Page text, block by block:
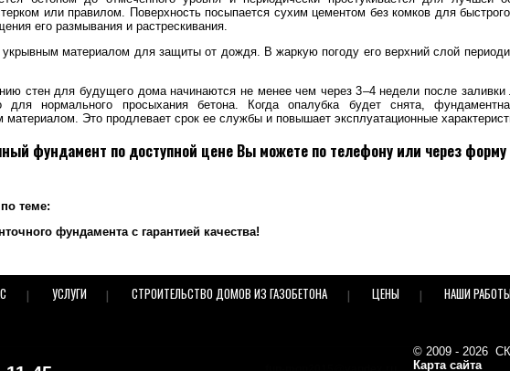
или правилом. Поверхность посыпается сухим цементом без комков для
его размывания и растрескивания.
укрывным материалом для защиты от дождя. В жаркую погоду его верхний слой
стен для будущего дома начинаются не менее чем через 3–4 недели после
для нормального просыхания бетона. Когда опалубка будет снята,
материалом. Это продлевает срок ее службы и повышает эксплуатационные
фундамент по доступной цене Вы можете по телефону или через форму
теме:
фундамента с гарантией качества!
УСЛУГИ СТРОИТЕЛЬСТВО ДОМОВ ИЗ ГАЗОБЕТОНА ЦЕНЫ НАШИ
© 2009 - 2026
Карта сайта